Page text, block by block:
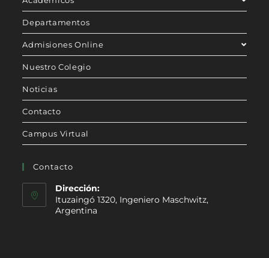
Departamentos
Admisiones Online
Nuestro Colegio
Noticias
Contacto
Campus Virtual
Contacto
Dirección:
Ituzaingó 1320, Ingeniero Maschwitz,
Argentina